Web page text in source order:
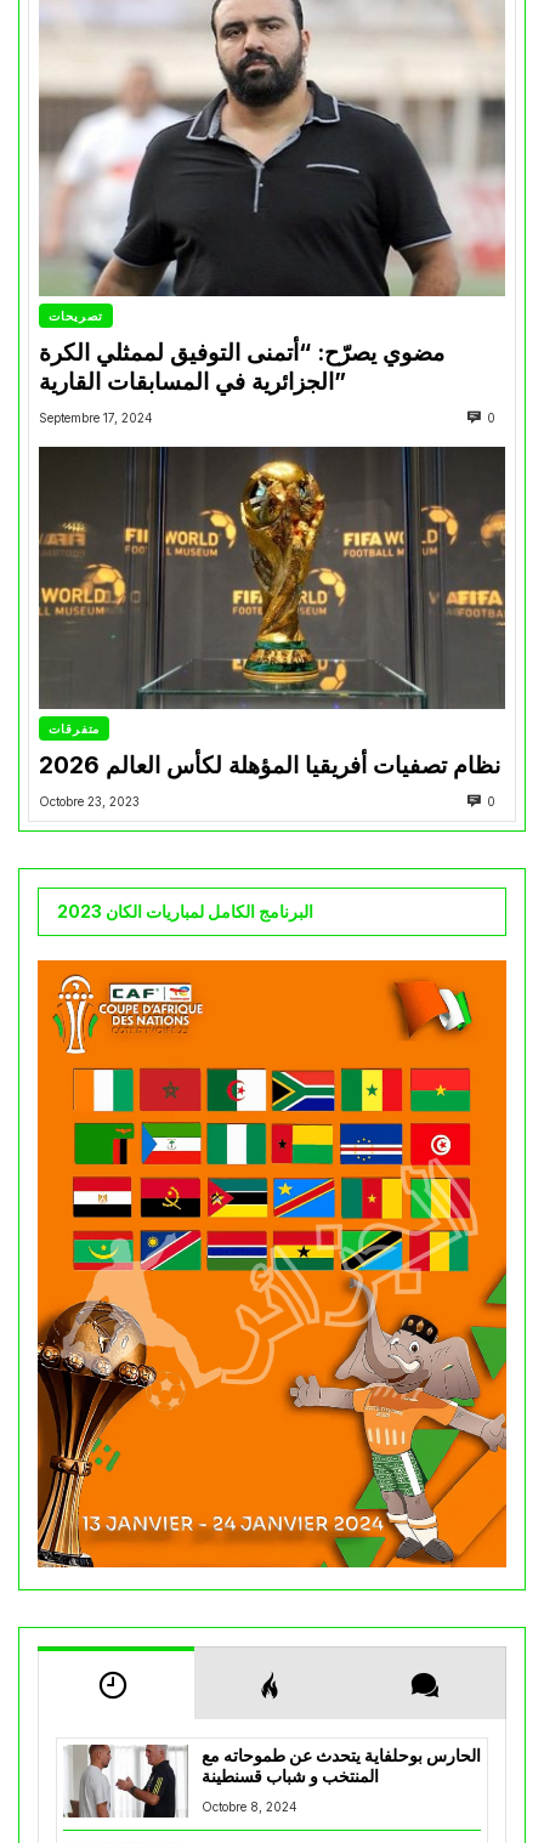
تصريحات
مضوي يصرّح: “أتمنى التوفيق لممثلي الكرة
الجزائرية في المسابقات القارية”
Septembre 17, 2024 0
متفرقات
نظام تصفيات أفريقيا المؤهلة لكأس العالم 2026
Octobre 23, 2023 0
البرنامج الكامل لمباريات الكان 2023
الحارس بوحلفاية يتحدث عن طموحاته مع
المنتخب و شباب قسنطينة
Octobre 8, 2024